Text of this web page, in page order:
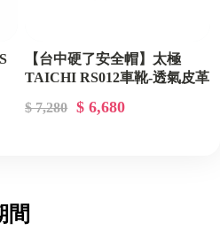
【台中硬了安全帽】太極
TAICHI RS012車靴-透氣皮革
$ 7,280
$ 6,680
間